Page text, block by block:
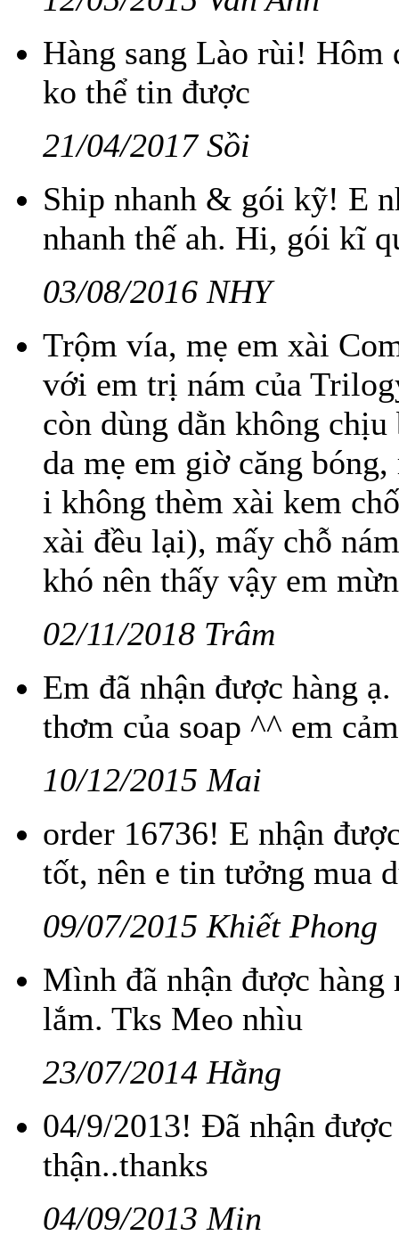
Hàng sang Lào rùi! Hôm
ko thể tin được
21/04/2017 Sồi
Ship nhanh & gói kỹ! E
nhanh thế ah. Hi, gói kĩ
03/08/2016 NHY
Trộm vía, mẹ em xài
với em trị nám của
còn dùng dằn không
da mẹ em giờ căng
i không thèm xài kem
xài đều lại), mấy chỗ
khó nên thấy vậy em
02/11/2018 Trâm
Em đã nhận được hàng
thơm của soap ^^ em
10/12/2015 Mai
order 16736! E nhận
tốt, nên e tin tưởng mua
09/07/2015 Khiết Phong
Mình đã nhận được
lắm. Tks Meo nhìu
23/07/2014 Hằng
04/9/2013! Đã nhận
thận..thanks
04/09/2013 Min